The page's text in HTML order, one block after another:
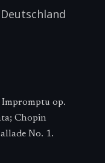
Deutschland
op.
Chopin
No. 1.